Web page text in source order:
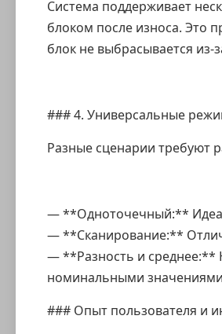
Система поддерживает
блоком после износа. Это
блок не выбрасывается из-
### 4. Универсальные
Разные сценарии требуют
— **Одноточечный:**
— **Сканирование:**
— **Разность и среднее:**
номинальными
### Опыт пользователя и